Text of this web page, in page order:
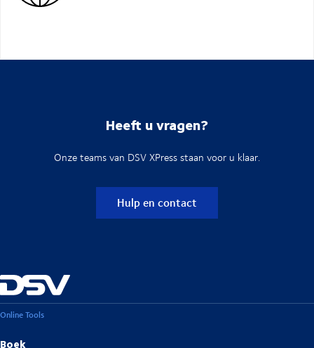
Heeft u vragen?
Onze teams van DSV XPress staan voor u klaar.
Hulp en contact
Online Tools
Boek